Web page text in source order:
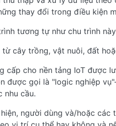
thay đổi trong điều kiện
tương tự như chu trình
từ cây trồng, vật nuôi, đất
cấp cho nền tảng IoT được
được gọi là "logic nghiệp
nhu cầu.
người dùng và/hoặc các